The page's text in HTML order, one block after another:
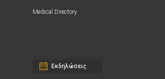
Medical Directory
Εκδηλώσεις